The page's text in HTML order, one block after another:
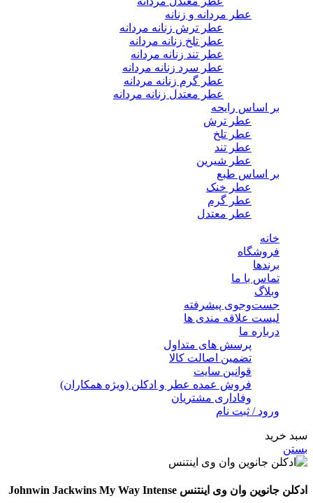
عطر مردانه و زنانه
عطر ترش زنانه مردانه
عطر تلخ زنانه مردانه
عطر تند زنانه مردانه
عطر سرد زنانه مردانه
عطر گرم زنانه مردانه
عطر معتدل زنانه مردانه
بر اساس رایحه
عطر ترش
عطر تلخ
عطر تند
عطر شیرین
بر اساس طبع
عطر خنک
عطر گرم
عطر معتدل
خانه
فروشگاه
برندها
تماس با ما
وبلاگ
جست‌وجوی پیشرفته
لیست علاقه مندی ها
درباره ما
پرسش های متداول
تضمین اصالت کالا
قوانین سایت
فروش عمده عطر و ادکلن (ویژه همکاران)
وفاداری مشتریان
ورود / ثبت نام
سبد خرید
بستن
ادکلن جانوین وان وی اینتنس Johnwin Jackwins My Way Intense